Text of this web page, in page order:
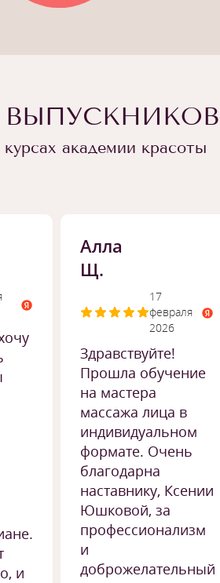
академии красоты
и
Алла
Щ.
17
февраля
2026
Здравствуйте!
Прошла обучение
на мастера
массажа лица в
индивидуальном
формате. Очень
благодарна
наставнику, Ксении
Юшковой, за
профессионализм
и
доброжелательный